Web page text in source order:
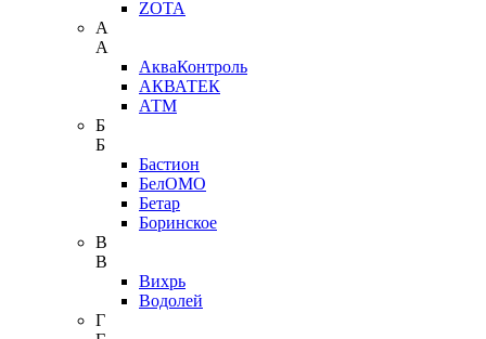
ZOTA
А
А
АкваКонтроль
АКВАТЕК
АТМ
Б
Б
Бастион
БелОМО
Бетар
Боринское
В
В
Вихрь
Водолей
Г